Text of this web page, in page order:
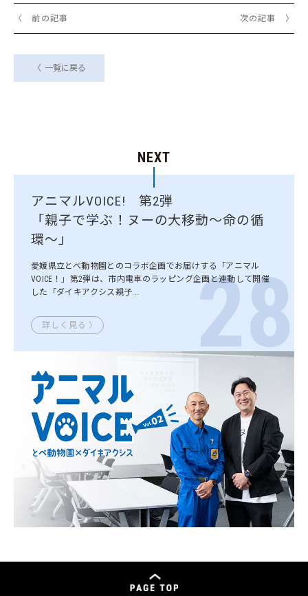
〈 前の記事 次の記事 〉
一覧に戻る
NEXT
アニマルVOICE! 第2弾
「親子で学ぶ！ヌーの大移動～命の循
環～」
愛媛県立とべ動物園とのコラボ企画でお届けする「アニマル
VOICE！」第2弾は、市内電車のラッピング企画と連動して開催
した「ダイキアクシス親子...
詳しく見る 〉 28